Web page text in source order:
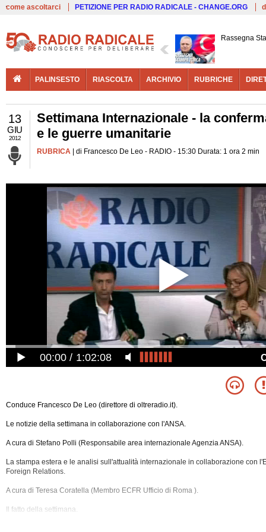
come ascoltarci PETIZIONE PER RADIO RADICALE - CHANGE.ORG
Rassegna
PALINSESTO RIASCOLTA ARCHIVIO RUBRICHE
13
GIU
2012
Settimana Internazionale - la
e le guerre umanitarie
RUBRICA | di Francesco De Leo - RADIO - 15:30 Durata: 1 ora 2 min
00:00 1:02:08
Conduce Francesco De Leo (direttore di oltreradio.it).
Le notizie della settimana in collaborazione con l'ANSA.
A cura di Stefano Polli (Responsabile area internazionale Agenzia ANSA).
La stampa estera e le analisi sull'attualità internazionale in collaborazione con
Foreign Relations.
A cura di Teresa Coratella (Membro ECFR Ufficio di Roma ).
Il fatto della settimana.